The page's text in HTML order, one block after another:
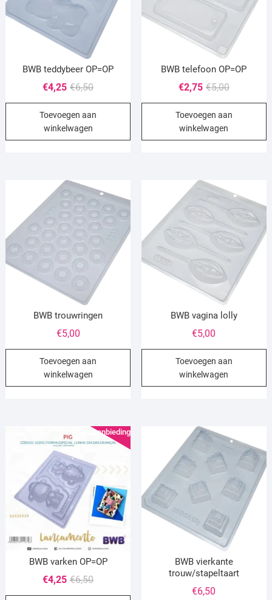
BWB teddybeer OP=OP
€6,50Oorspronkelijke
prijs
was:
€4,25
Huidige
prijs
is:
Toevoegen aan
winkelwagen
BWB telefoon OP=OP
€5,00
prijs
was:
€2,75
Huidige
prijs
is:
Toevoegen aan
winkelwagen
BWB trouwringen
€5,00
Toevoegen aan
winkelwagen
BWB vagina lolly
€5,00
Toevoegen aan
winkelwagen
Aanbieding!
BWB varken OP=OP
€6,50Oorspronkelijke
prijs
€4,25
Huidige
prijs
BWB vierkante
trouw/stapeltaart
€6,50